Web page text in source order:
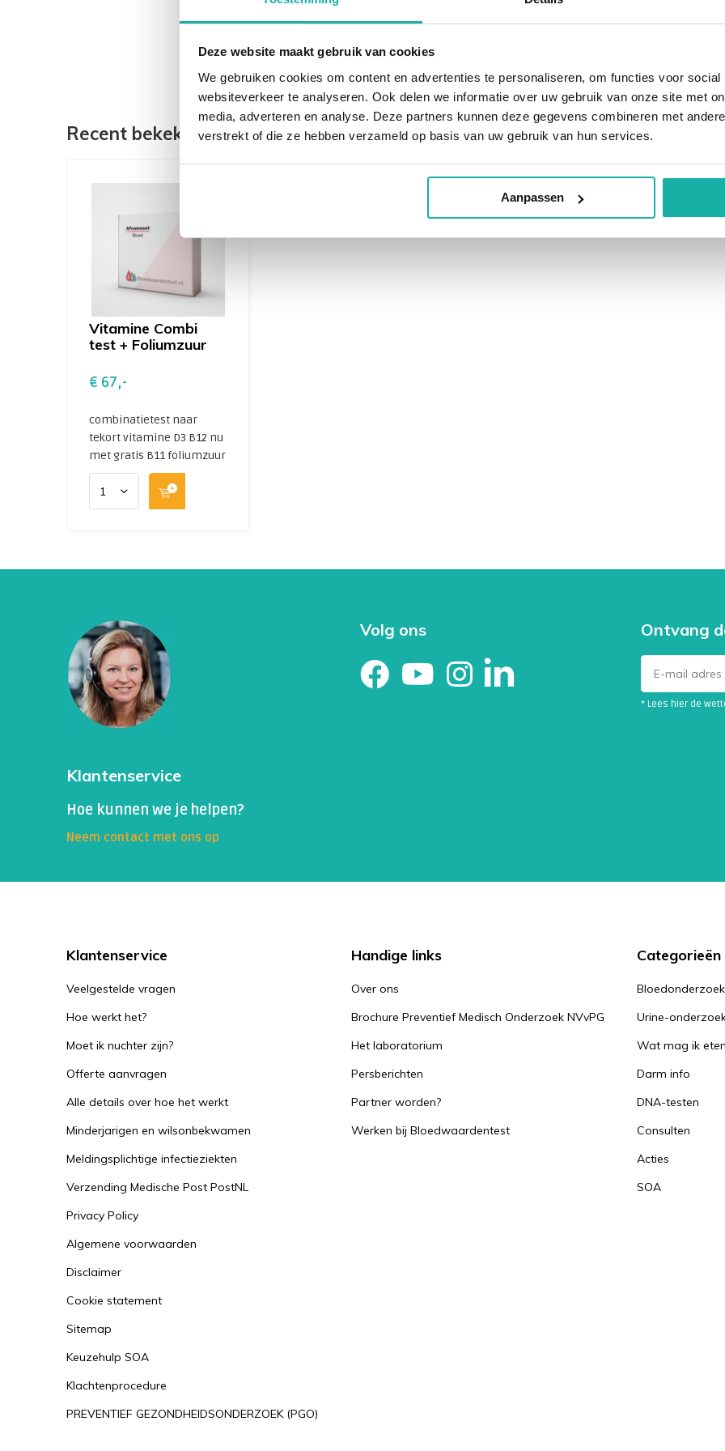
Deze website maakt gebruik van cookies
We gebruiken cookies om content en advertenties te personaliseren, om functies voor
websiteverkeer te analyseren. Ook delen we informatie over uw gebruik van onze site met
media, adverteren en analyse. Deze partners kunnen deze gegevens combineren met
verstrekt of die ze hebben verzameld op basis van uw gebruik van hun services.
Aanpassen
Recent bekeken
Vitamine Combi
test + Foliumzuur
€ 67,-
combinatietest naar
tekort vitamine D3 B12 nu
met gratis B11 foliumzuur
Klantenservice
Hoe kunnen we je helpen?
Neem contact met ons op
Volg ons Ontvang
* Lees hier de
Klantenservice
Veelgestelde vragen
Hoe werkt het?
Moet ik nuchter zijn?
Offerte aanvragen
Alle details over hoe het werkt
Minderjarigen en wilsonbekwamen
Meldingsplichtige infectieziekten
Verzending Medische Post PostNL
Privacy Policy
Algemene voorwaarden
Disclaimer
Cookie statement
Sitemap
Keuzehulp SOA
Klachtenprocedure
PREVENTIEF GEZONDHEIDSONDERZOEK (PGO)
Handige links
Over ons
Brochure Preventief Medisch Onderzoek NVvPG
Het laboratorium
Persberichten
Partner worden?
Werken bij Bloedwaardentest
Categorieën
Bloedonderzoek
Urine-
Wat mag ik
Darm info
DNA-testen
Consulten
Acties
SOA